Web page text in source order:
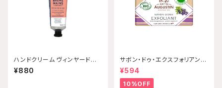
ハンドクリーム ヴィンヤードピ
ーチ 30mL 【配送グループQ】
¥880
サボン・ドゥ・エクスフォリアン
ト・ビオ ラベンダー 100g Mai
tre Augustin 【配送グループ
Q】
¥594
10%OFF